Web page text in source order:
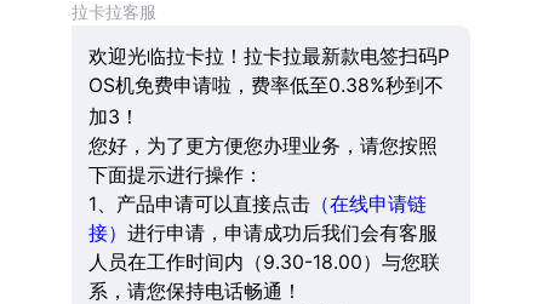
拉卡拉客服
欢迎光临拉卡拉！拉卡拉最新款电签扫码P
OS机免费申请啦，费率低至0.38%秒到不
加3！
您好，为了更方便您办理业务，请您按照
下面提示进行操作：
1、产品申请可以直接点击（在线申请链
接） 进行申请，申请成功后我们会有客服
人员在工作时间内（9.30-18.00）与您联
系，请您保持电话畅通！